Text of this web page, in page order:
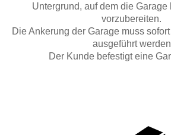
Untergrund, auf dem die Garage
vorzubereiten.
Die Ankerung der Garage muss
ausgeführt
Der Kunde befestigt eine